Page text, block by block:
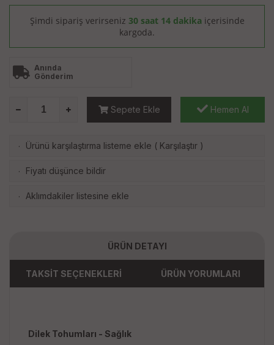
Şimdi sipariş verirseniz 30 saat 14 dakika içerisinde
kargoda.
Anında
Gönderim
Sepete Ekle Hemen Al
· Ürünü karşılaştırma listeme ekle ( Karşılaştır )
· Fiyatı düşünce bildir
· Aklımdakiler listesine ekle
ÜRÜN DETAYI
TAKSİT SEÇENEKLERİ ÜRÜN YORUMLARI
Dilek Tohumları - Sağlık